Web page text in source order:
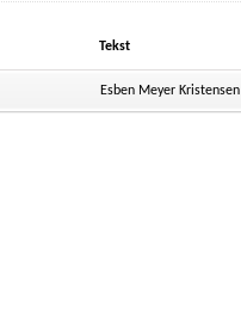
Tekst
Esben Meyer Kristensen